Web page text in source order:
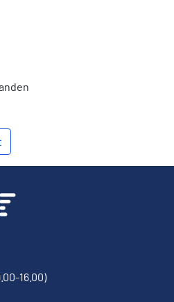
16.00)